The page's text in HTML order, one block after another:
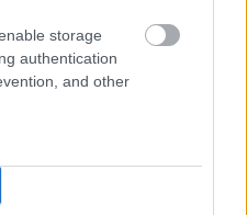
storage
authentication
and other